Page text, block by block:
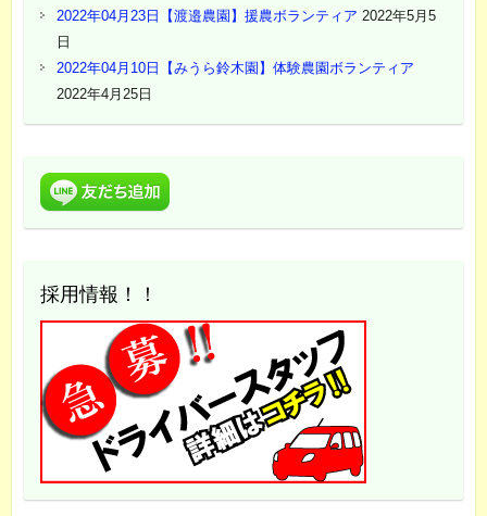
2022年04月23日【渡邉農園】援農ボランティア 2022年5月5
日
2022年04月10日【みうら鈴木園】体験農園ボランティア
2022年4月25日
採用情報！！